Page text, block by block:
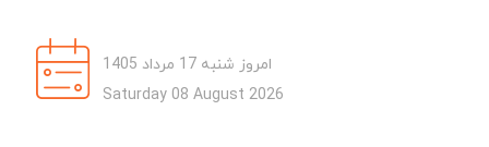
امروز شنبه 17 مرداد 1405
Saturday 08 August 2026